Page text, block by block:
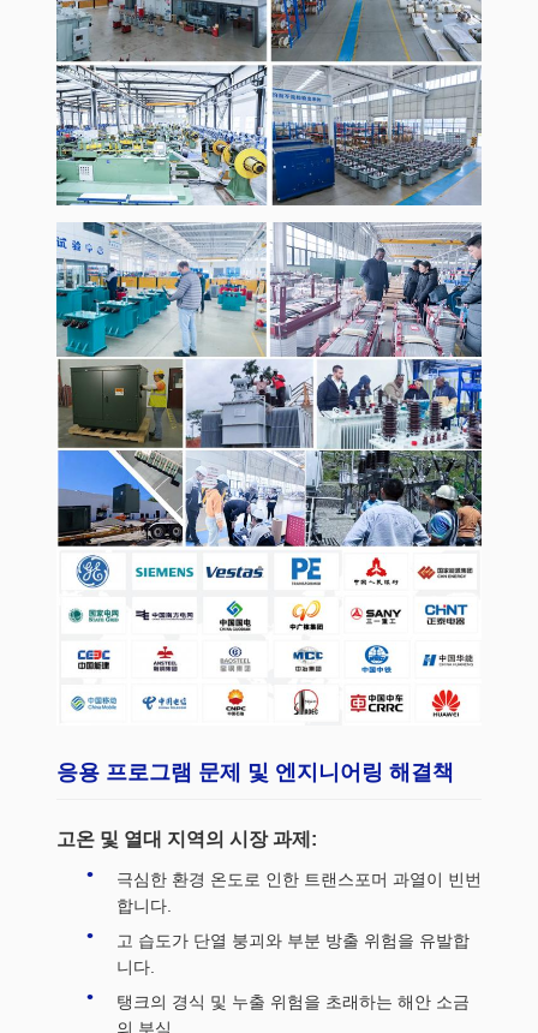
응용 프로그램 문제 및 엔지니어링 해결책
고온 및 열대 지역의 시장 과제:
극심한 환경 온도로 인한 트랜스포머 과열이 빈번
합니다.
고 습도가 단열 붕괴와 부분 방출 위험을 유발합
니다.
탱크의 경식 및 누출 위험을 초래하는 해안 소금
의 부식